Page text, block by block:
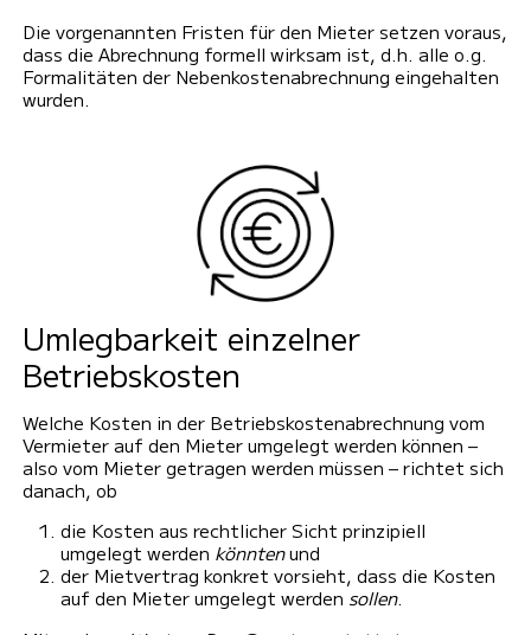
Die vorgenannten Fristen für den Mieter setzen voraus,
dass die Abrechnung formell wirksam ist, d.h. alle o.g.
Formalitäten der Nebenkostenabrechnung eingehalten
wurden.
Umlegbarkeit einzelner
Betriebskosten
Welche Kosten in der Betriebskostenabrechnung vom
Vermieter auf den Mieter umgelegt werden können –
also vom Mieter getragen werden müssen – richtet sich
danach, ob
die Kosten aus rechtlicher Sicht prinzipiell
umgelegt werden könntenund
der Mietvertrag konkret vorsieht, dass die Kosten
auf den Mieter umgelegt werden sollen.